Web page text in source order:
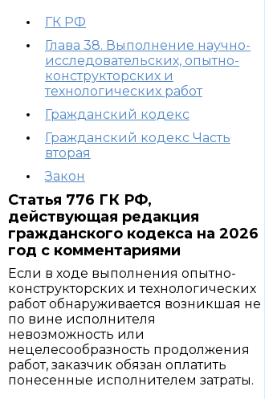
ГК РФ
Глава 38. Выполнение научно-
исследовательских, опытно-
конструкторских и
технологических работ
Гражданский кодекс
Гражданский кодекс Часть
вторая
Закон
Статья 776 ГК РФ,
действующая редакция
гражданского кодекса на 2026
год с комментариями
Если в ходе выполнения опытно-
конструкторских и технологических
работ обнаруживается возникшая не
по вине исполнителя
невозможность или
нецелесообразность продолжения
работ, заказчик обязан оплатить
понесенные исполнителем затраты.